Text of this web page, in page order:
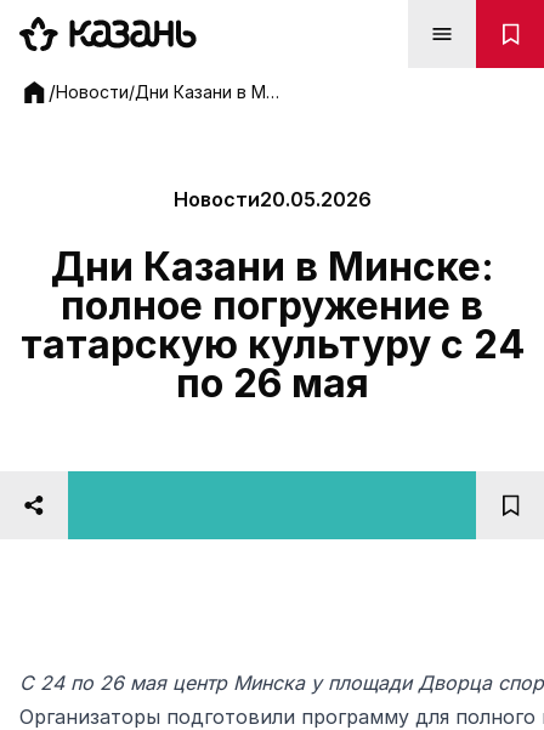
Дни Казани в Минске: полное погружение в
/Новости/ Дни Казани в Минске: полное погружение в татарскую культуру с 24 по 26 мая
Новости20.05.2026
Дни Казани в Минске:
полное погружение в
татарскую культуру с 24
по 26 мая
С 24 по 26 мая центр Минска у площади Дворца
Организаторы подготовили программу для